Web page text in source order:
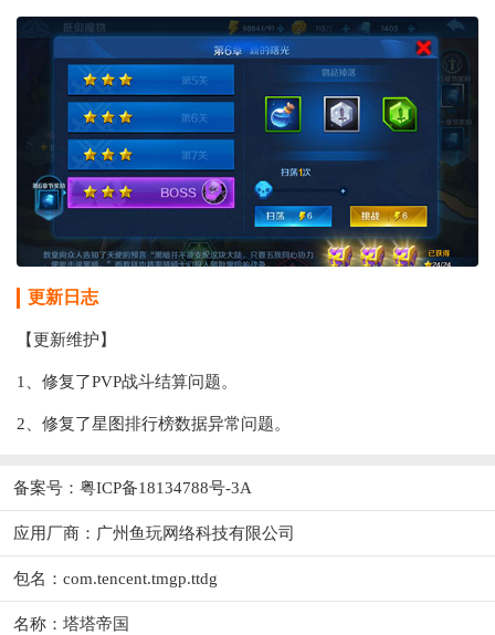
更新日志
【更新维护】
1、修复了PVP战斗结算问题。
2、修复了星图排行榜数据异常问题。
备案号：粤ICP备18134788号-3A
应用厂商： 广州鱼玩网络科技有限公司
包名：com.tencent.tmgp.ttdg
名称：塔塔帝国